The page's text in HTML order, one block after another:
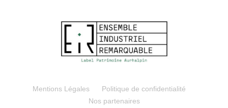
Mentions Légales
Politique de confidentialité
Nos partenaires